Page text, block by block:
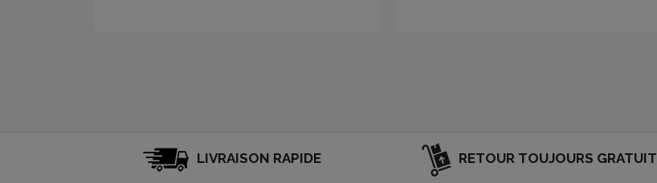
LIVRAISON RAPIDE RETOUR TOUJOURS GRATUIT